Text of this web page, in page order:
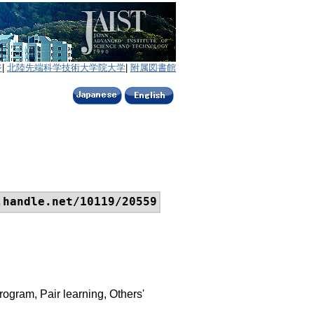
北陸先端科学技術大学院大学 附属図書館
10119/20559
Pair learning, Others'